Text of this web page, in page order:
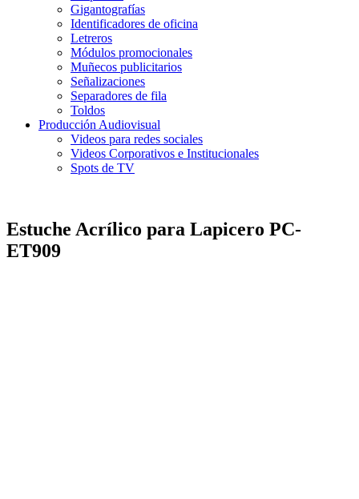
Gigantografías
Identificadores de oficina
Letreros
Módulos promocionales
Muñecos publicitarios
Señalizaciones
Separadores de fila
Toldos
Producción Audiovisual
Videos para redes sociales
Videos Corporativos e Institucionales
Spots de TV
Estuche Acrílico para Lapicero PC-
ET909